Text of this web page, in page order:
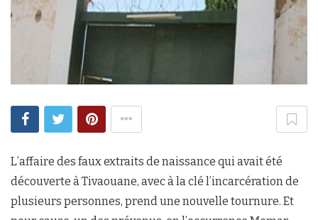
L’affaire des faux extraits de naissance qui avait été
découverte à Tivaouane, avec à la clé l’incarcération de
plusieurs personnes, prend une nouvelle tournure. Et